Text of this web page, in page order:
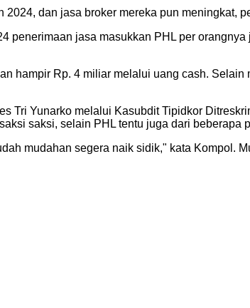
dan jasa broker mereka pun meningkat,
penerimaan jasa masukkan PHL per
hampir Rp. 4 miliar melalui uang cash.
Tri Yunarko melalui Kasubdit Tipidkor
saksi, selain PHL tentu juga dari beberapa
mudahan segera naik sidik," kata Kompol.